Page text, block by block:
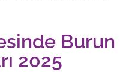
Burun
2025